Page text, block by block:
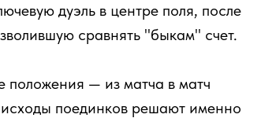
дуэль в центре поля, после
сравнять "быкам" счет.
положения — из матча в матч
исходы поединков решают именно